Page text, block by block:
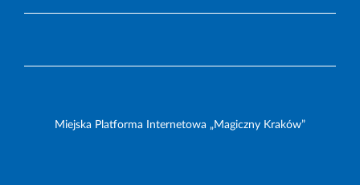
Miejska Platforma Internetowa „Magiczny Kraków”